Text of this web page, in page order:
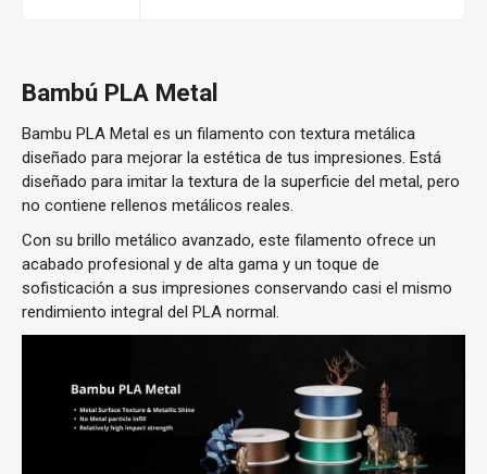
Bambú PLA Metal
Bambu PLA Metal es un filamento con textura metálica
diseñado para mejorar la estética de tus impresiones. Está
diseñado para imitar la textura de la superficie del metal, pero
no contiene rellenos metálicos reales.
Con su brillo metálico avanzado, este filamento ofrece un
acabado profesional y de alta gama y un toque de
sofisticación a sus impresiones conservando casi el mismo
rendimiento integral del PLA normal.